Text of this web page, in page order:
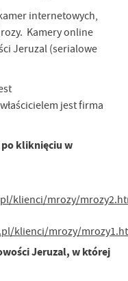
internetowych,
Kamery online
Jeruzal (serialowe
jest firma
po kliknięciu w
klienci/mrozy/
klienci/mrozy/
Jeruzal, w której